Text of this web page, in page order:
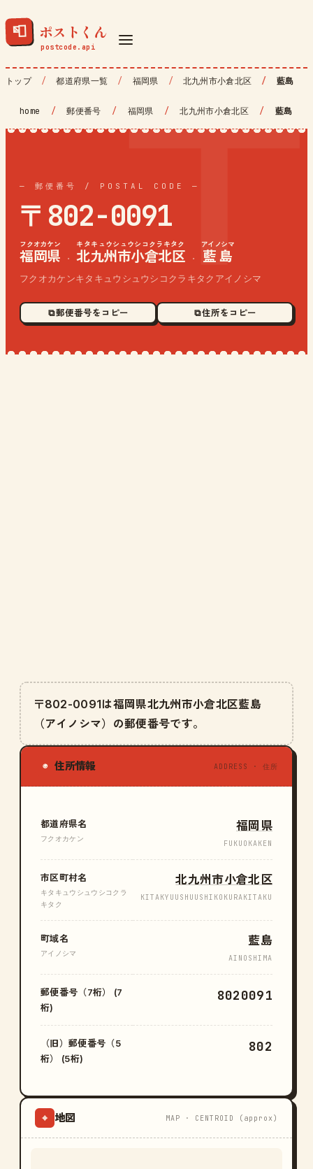
📮 ポストくん
トップ 都道府県一覧 福岡県 北九州市小倉北区 藍島
home / 郵便番号 / 福岡県 / 北九州市小倉北区 / 藍島
— 郵便番号 / POSTAL CODE —
〒802-0091
福岡県
フクオカケン
· 北九州市小倉北区
キタキュウシュウシコクラキタク
· 藍島
アイノシマ
フクオカケンキタキュウシュウシコクラキタクアイノシマ
⧉ 郵便番号をコピー ⧉ 住所をコピー
〒802-0091は福岡県北九州市小倉北区藍島
（アイノシマ）の郵便番号です。
◉ 住所情報 ADDRESS · 住所
都道府県名
フクオカケン
福岡県
FUKUOKAKEN
市区町村名
キタキュウシュウシコクラ
キタク
北九州市小倉北区
KITAKYUUSHUUSHIKOKURAKITAKU
町域名
アイノシマ
藍島
AINOSHIMA
郵便番号（7桁） (7
桁)
8020091
（旧）郵便番号（5
桁） (5桁)
802
⌖ 地図 MAP · CENTROID (approx)